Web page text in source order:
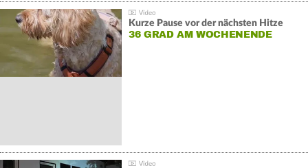
Kurze Pause vor der nächsten Hitze
36 GRAD AM WOCHENENDE